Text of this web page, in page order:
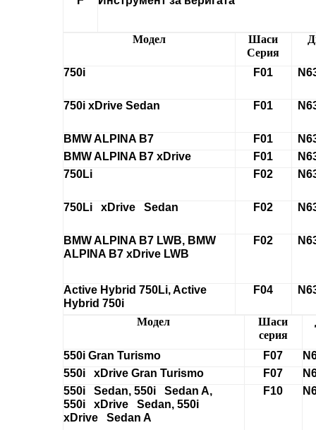
Модел
Шаси
Серия
750i F01
750i xDrive Sedan F01
BMW ALPINA B7 F01
BMW ALPINA B7 xDrive
F01
750Li
F02
750Li xDrive Sedan F02
BMW ALPINA B7 LWB, BMW
ALPINA B7 xDrive LWB
F02
Active Hybrid 750Li, Active
Hybrid 750i
F04
Модел
Шаси
серия
550i Gran Turismo F07
550i xDrive Gran Turismo
F07
550i Sedan, 550i Sedan A,
550i xDrive Sedan, 550i
xDrive Sedan A
F10